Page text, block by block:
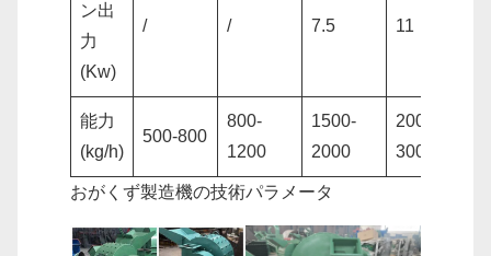
ン出
力
(Kw)
/ / 7.5 11
能力
(kg/h)
500-800
800-
1200
1500-
2000
2000-
3000
おがくず製造機の技術パラメータ